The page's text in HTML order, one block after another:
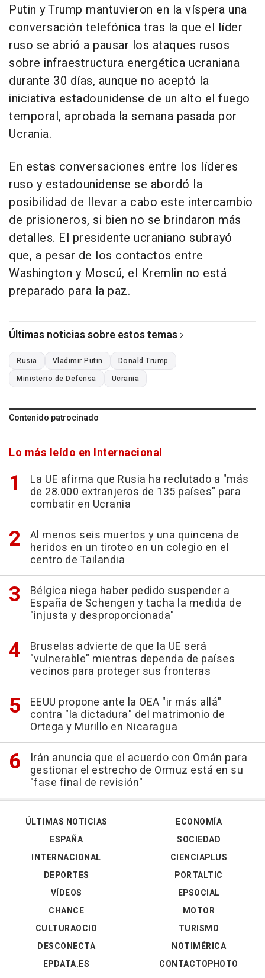
Putin y Trump mantuvieron en la víspera una
conversación telefónica tras la que el líder
ruso se abrió a pausar los ataques rusos
sobre infraestructura energética ucraniana
durante 30 días, aunque no aceptó la
iniciativa estadounidense de un alto el fuego
temporal, aprobada la semana pasada por
Ucrania.
En estas conversaciones entre los líderes
ruso y estadounidense se abordó la
posibilidad de llevar a cabo este intercambio
de prisioneros, si bien no se brindaron más
detalles. El presidente ucraniano subrayó
que, a pesar de los contactos entre
Washington y Moscú, el Kremlin no está
preparado para la paz.
Últimas noticias sobre estos temas
Rusia Vladimir Putin
Donald Trump
Ministerio de Defensa
Ucrania
Contenido patrocinado
Lo más leído en Internacional
La UE afirma que Rusia ha reclutado a "más
de 28.000 extranjeros de 135 países" para
combatir en Ucrania
Al menos seis muertos y una quincena de
heridos en un tiroteo en un colegio en el
centro de Tailandia
Bélgica niega haber pedido suspender a
España de Schengen y tacha la medida de
"injusta y desproporcionada"
Bruselas advierte de que la UE será
"vulnerable" mientras dependa de países
vecinos para proteger sus fronteras
EEUU propone ante la OEA "ir más allá"
contra "la dictadura" del matrimonio de
Ortega y Murillo en Nicaragua
Irán anuncia que el acuerdo con Omán para
gestionar el estrecho de Ormuz está en su
"fase final de revisión"
ÚLTIMAS NOTICIAS
ESPAÑA
INTERNACIONAL
DEPORTES
VÍDEOS
ECONOMÍA
SOCIEDAD
CIENCIAPLUS
PORTALTIC
EPSOCIAL
CHANCE
CULTURAOCIO
DESCONECTA
EPDATA.ES
MOTOR
TURISMO
NOTIMÉRICA
CONTACTOPHOTO